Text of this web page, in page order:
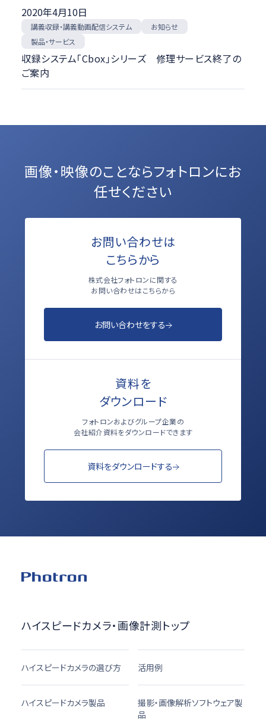
2020年4月10日
講義収録・講義動画配信システム お知らせ
製品・サービス
収録システム「Cbox」シリーズ 修理サービス終了の
ご案内
画像・映像のことならフォトロンにお
任せください
お問い合わせは
こちらから
株式会社フォトロンに関する
お問い合わせはこちらから
お問い合わせをする
資料を
ダウンロード
フォトロンおよびグループ企業の
会社紹介資料をダウンロードできます
資料をダウンロードする
ハイスピードカメラ・画像計測トップ
ハイスピードカメラの選び方 活用例
ハイスピードカメラ製品
撮影・画像解析ソフトウェア製
品